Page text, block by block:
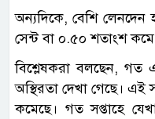
অন্যদিকে, বেশি লেনদেন
সেন্ট বা ০.৫০ শতাংশ
বিশ্লেষকরা বলছেন, গত
অস্থিরতা দেখা গেছে। এই
কমেছে। গত সপ্তাহে